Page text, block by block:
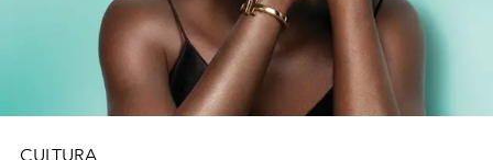
CULTURA